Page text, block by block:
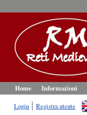
Home Informazioni
Login
Registra utente